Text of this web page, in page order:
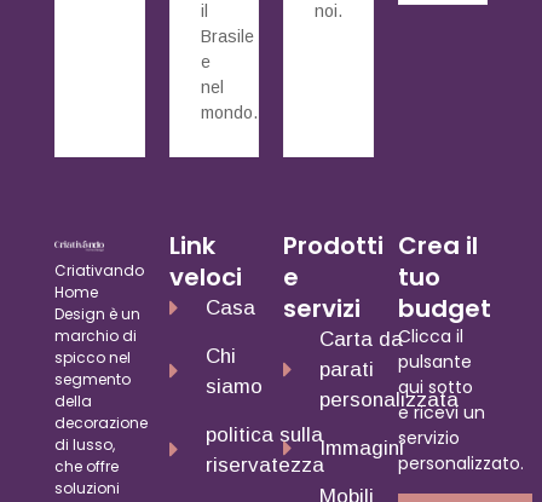
Criativando
Home
Design è un
marchio di
spicco nel
segmento
della
decorazione
di lusso,
che offre
soluzioni
Link
veloci
Casa
Chi
siamo
politica sulla
riservatezza
Prodotti
e
servizi
Carta da
parati
personalizzata
Immagini
Mobili
Crea il
tuo
budget
Clicca il
pulsante
qui sotto
e ricevi un
servizio
personalizzato.
il
Brasile
e
nel
mondo.
noi.